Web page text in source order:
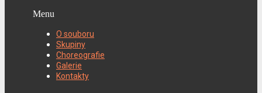
Menu
O souboru
Skupiny
Choreografie
Galerie
Kontakty